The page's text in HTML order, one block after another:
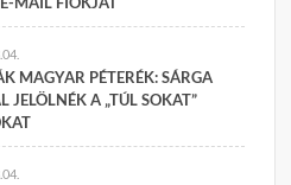
MAGYAR PÉTERÉK: SÁRGA
JELÖLNÉK A „TÚL SOKAT”